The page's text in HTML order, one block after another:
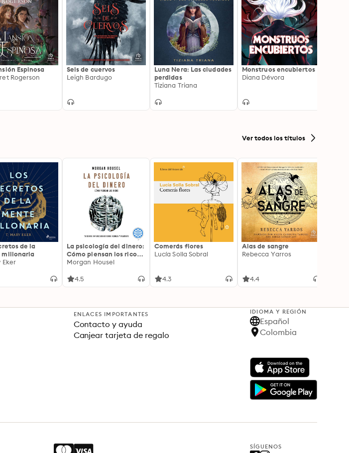
Espinosa
Rogerson
Seis de cuervos
Leigh Bardugo
Luna Nera: Las ciudades
perdidas
Tiziana Triana
Monstruos encubiertos
Diana Dévora
Ver todos los títulos
de la
millonaria
Eker
La psicología del dinero:
Cómo piensan los ricos:
18 claves imperecederas
Morgan Housel
4.5
Comerás flores
Lucía Solla Sobral
4.3
Alas de sangre
Rebecca Yarros
4.4
ENLACES IMPORTANTES
Contacto y ayuda
Canjear tarjeta de regalo
IDIOMA Y REGIÓN
Español
Colombia
SÍGUENOS